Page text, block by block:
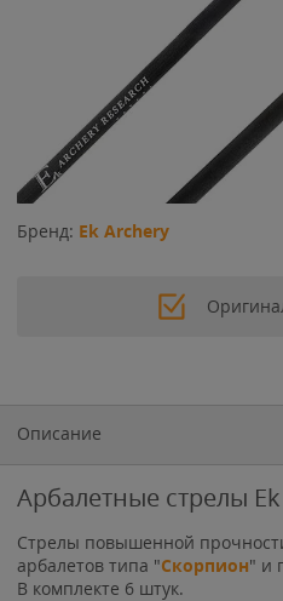
Бренд: Ek Archery
Описание
Арбалетные стрелы
Стрелы повышенной
арбалетов типа "Скорпион" и
В комплекте 6 штук.